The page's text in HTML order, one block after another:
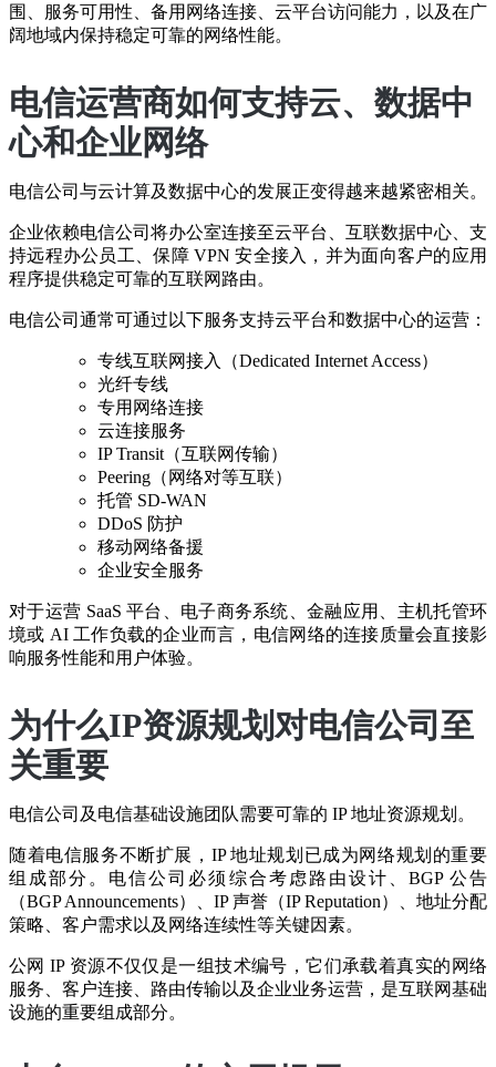
围、服务可用性、备用网络连接、云平台访问能力，以及在广
阔地域内保持稳定可靠的网络性能。
电信运营商如何支持云、数据中
心和企业网络
电信公司与云计算及数据中心的发展正变得越来越紧密相关。
企业依赖电信公司将办公室连接至云平台、互联数据中心、支
持远程办公员工、保障 VPN 安全接入，并为面向客户的应用
程序提供稳定可靠的互联网路由。
电信公司通常可通过以下服务支持云平台和数据中心的运营：
专线互联网接入（Dedicated Internet Access）
光纤专线
专用网络连接
云连接服务
IP Transit（互联网传输）
Peering（网络对等互联）
托管 SD-WAN
DDoS 防护
移动网络备援
企业安全服务
对于运营 SaaS 平台、电子商务系统、金融应用、主机托管环
境或 AI 工作负载的企业而言，电信网络的连接质量会直接影
响服务性能和用户体验。
为什么IP资源规划对电信公司至
关重要
电信公司及电信基础设施团队需要可靠的 IP 地址资源规划。
随着电信服务不断扩展，IP 地址规划已成为网络规划的重要
组成部分。电信公司必须综合考虑路由设计、BGP 公告
（BGP Announcements）、IP 声誉（IP Reputation）、地址分配
策略、客户需求以及网络连续性等关键因素。
公网 IP 资源不仅仅是一组技术编号，它们承载着真实的网络
服务、客户连接、路由传输以及企业业务运营，是互联网基础
设施的重要组成部分。